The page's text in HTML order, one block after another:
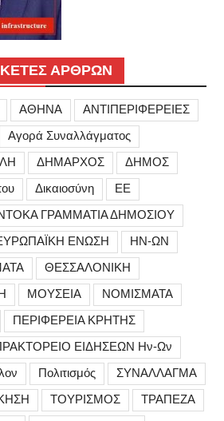
ΑΡΘΡΩΝ
ΑΘΗΝΑ
ΑΝΤΙΠΕΡΙΦΕΡΕΙΕΣ
Αγορά Συναλλάγματος
ΔΗΜΑΡΧΟΣ
ΔΗΜΟΣ
Δικαιοσύνη
ΕΕ
ΓΡΑΜΜΑΤΙΑ ΔΗΜΟΣΙΟΥ
ΕΝΩΣΗ
ΗΝ-ΩΝ
ΘΕΣΣΑΛΟΝΙΚΗ
ΜΟΥΣΕΙΑ
ΝΟΜΙΣΜΑΤΑ
ΠΕΡΙΦΕΡΕΙΑ ΚΡΗΤΗΣ
ΕΙΔΗΣΕΩΝ Ην-Ων
Πολιτισμός
ΣΥΝΑΛΛΑΓΜΑ
ΤΟΥΡΙΣΜΟΣ
ΤΡΑΠΕΖΑ